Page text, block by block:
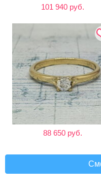
101 940 руб.
88 650 руб.